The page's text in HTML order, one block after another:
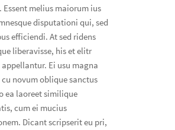
Essent melius maiorum ius
disputationi qui, sed
efficiendi. At sed ridens
liberavisse, his et elitr
Ei usu magna
novum oblique sanctus
ea laoreet similique
cum ei mucius
Dicant scripserit eu pri,